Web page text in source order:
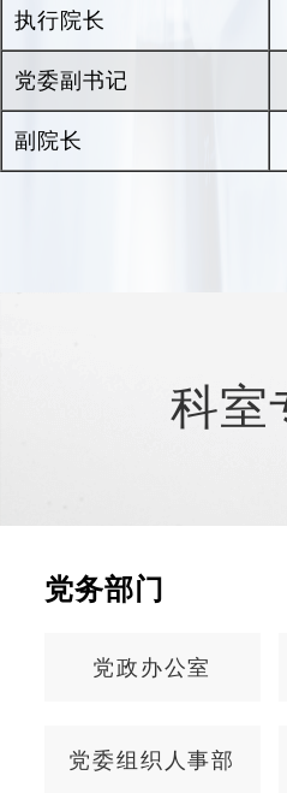
医院行风建设先进单位、
河南省医院“十大指标”
理年活动综合评价先进单
项荣誉称号。
健院的目标奋楫前行，
天。（数据截止到2026年3
执行院长
党委副书记
副院长
科室
党务部门
党政办公室
党委组织人事部